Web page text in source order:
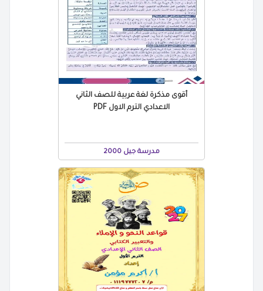
أقوى مذكرة لغة عربية للصف الثاني
الاعدادي الترم الاول PDF
مدرسة جيل 2000